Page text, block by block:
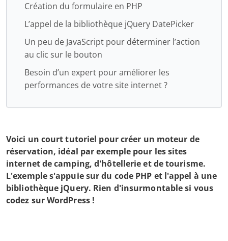
Création du formulaire en PHP
L’appel de la bibliothèque jQuery DatePicker
Un peu de JavaScript pour déterminer l’action
au clic sur le bouton
Besoin d’un expert pour améliorer les
performances de votre site internet ?
Voici un court tutoriel pour créer un moteur de
réservation, idéal par exemple pour les sites
internet de camping, d'hôtellerie et de tourisme.
L'exemple s'appuie sur du code PHP et l'appel à une
bibliothèque jQuery. Rien d'insurmontable si vous
codez sur WordPress !